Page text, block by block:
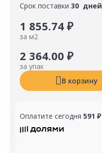
Срок поставки 30 дней
1 855.74 ₽
за м2
2 364.00 ₽
за упак
В корзину
Оплатите сегодня 591 ₽